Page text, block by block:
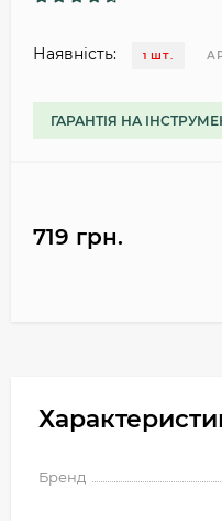
Наявність: 1 ШТ.
ГАРАНТІЯ НА
719 грн.
Бренд